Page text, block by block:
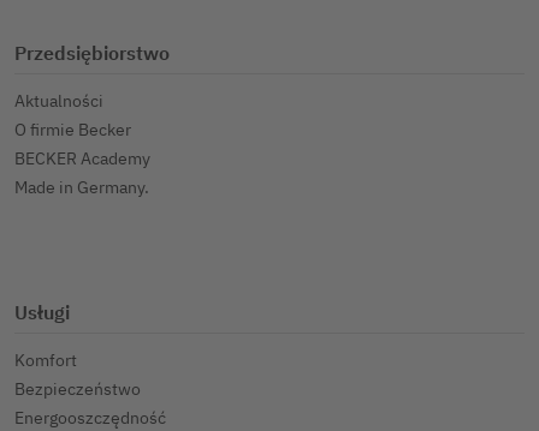
Przedsiębiorstwo
Aktualności
O firmie Becker
BECKER Academy
Made in Germany.
Usługi
Komfort
Bezpieczeństwo
Energooszczędność